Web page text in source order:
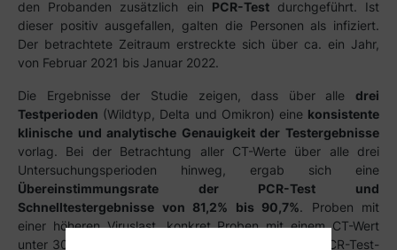
den Probanden zusätzlich ein PCR-Testdurchgeführt. Ist
dieser positiv ausgefallen, galten die Personen als infiziert.
Der betrachtete Zeitraum erstreckte sich über ca. ein Jahr,
von Februar 2021 bis Januar 2022.
Die Ergebnisse der Studie zeigen, dass über alle drei
Testperioden (Wildtyp, Delta und Omikron) eine konsistente
klinische und analytische Genauigkeit der Testergebnisse
vorlag. Bei der Betrachtung aller CT-Werte über alle drei
Untersuchungsperioden hinweg, ergab sich eine
Übereinstimmungsrate der PCR-Test und
Schnelltestergebnisse von 81,2% bis 90,7%. Proben mit
einer höheren Viruslast, konkret Proben mit einem CT-Wert
unter 30, zeigten sogar eine Übereinstimmung der PCR-Test-